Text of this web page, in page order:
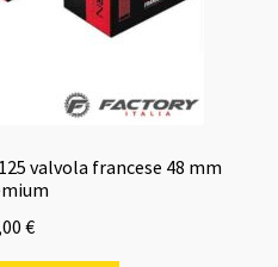
valvola francese 48 mm
€